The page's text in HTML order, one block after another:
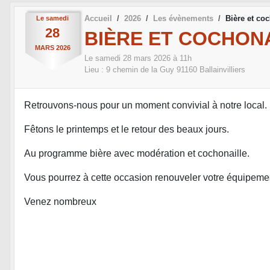
Le samedi
28
MARS 2026
Accueil 2026 Les évènements Bière et
BIÈRE ET
Le samedi 28 mars 2026 à 11h
Lieu : 9 chemin de la Guy 91160 Ballainvilliers
Retrouvons-nous pour un moment convivial à notre local.
Fêtons le printemps et le retour des beaux jours.
Au programme bière avec modération et cochonaille.
Vous pourrez à cette occasion renouveler votre
Venez nombreux